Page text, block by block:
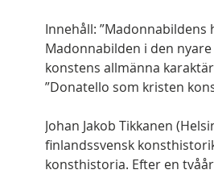
Innehåll:
Madonnabilden i den
konstens allmänna
”Donatello som kristen
Johan Jakob Tikkanen
finlandssvensk
konsthistoria. Efter en